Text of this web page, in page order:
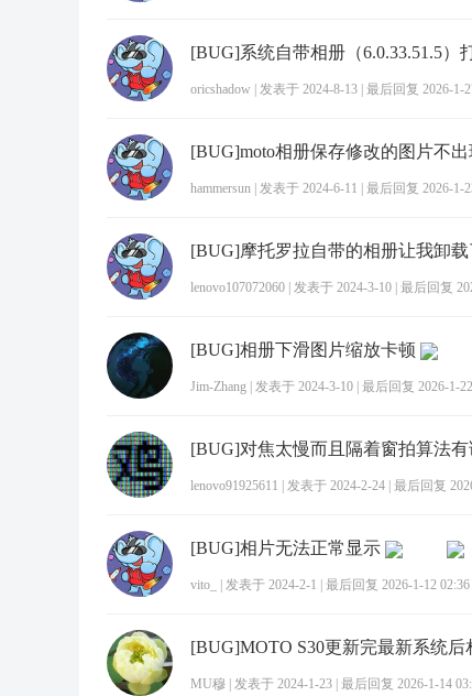
oricshadow 发表于 2024-8-13 最后回复 2026-1-
hammersun 发表于 2024-6-11 最后回复 2026-1-
lenovo107072060 发表于 2024-3-10 最后回复
[BUG]相册下滑图片缩放卡顿
Jim-Zhang 发表于 2024-3-10 最后回复 2026-1-
[BUG]对焦太慢而且隔着窗拍算法有
lenovo91925611 发表于 2024-2-24 最后回复
[BUG]相片无法正常显示
vito_ 发表于 2024-2-1 最后回复 2026-1-12 02:36
[BUG]MOTO S30更新完最新系统后
MU穆 发表于 2024-1-23 最后回复 2026-1-14